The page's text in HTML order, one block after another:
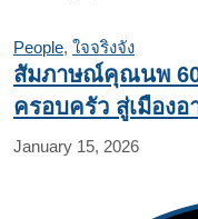
People, ใจจริงจัง
สัมภาษณ์คุณนพ
ครอบครัว สู่เมืองอ
January 15, 2026